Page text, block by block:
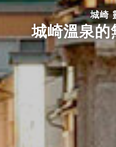
城崎
城崎溫泉的